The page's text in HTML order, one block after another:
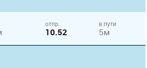
отпр.
10.52
в пути
5м